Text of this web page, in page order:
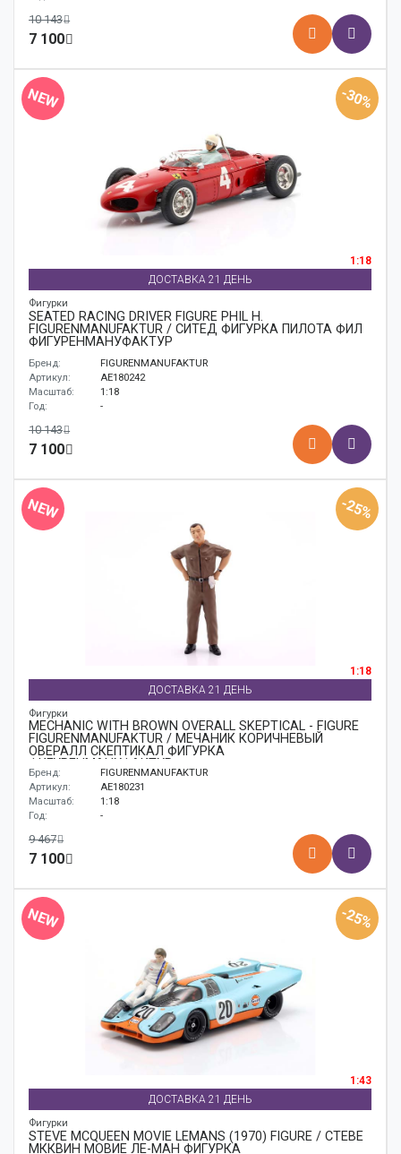
10 143
7 100
NEW -30%
1:18
ДОСТАВКА 21 ДЕНЬ
Фигурки
SEATED RACING DRIVER FIGURE PHIL H.
FIGURENMANUFAKTUR / СИТЕД ФИГУРКА ПИЛОТА ФИЛ
ФИГУРЕНМАНУФАКТУР
Бренд:
FIGURENMANUFAKTUR
Артикул:
AE180242
Масштаб:
1:18
Год:
-
10 143
7 100
NEW -25%
1:18
ДОСТАВКА 21 ДЕНЬ
Фигурки
MECHANIC WITH BROWN OVERALL SKEPTICAL - FIGURE
FIGURENMANUFAKTUR / МЕЧАНИК КОРИЧНЕВЫЙ
ОВЕРАЛЛ СКЕПТИКАЛ ФИГУРКА
ФИГУРЕНМАНУФАКТУР
Бренд:
FIGURENMANUFAKTUR
Артикул:
AE180231
Масштаб:
1:18
Год:
-
9 467
7 100
NEW -25%
1:43
ДОСТАВКА 21 ДЕНЬ
Фигурки
STEVE MCQUEEN MOVIE LEMANS (1970) FIGURE / СТЕВЕ
МККВИН МОВИЕ ЛЕ-МАН ФИГУРКА